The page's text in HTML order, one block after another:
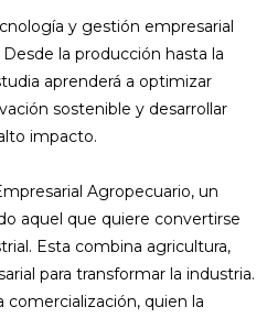
y gestión empresarial
la producción hasta la
aprenderá a optimizar
sostenible y desarrollar
impacto.
Agropecuario, un
aquel que quiere convertirse
Esta combina agricultura,
para transformar la industria.
comercialización, quien la